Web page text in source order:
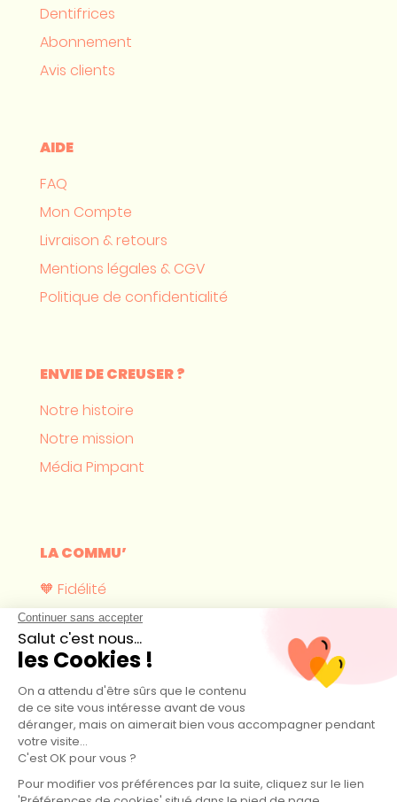
Dentifrices
Abonnement
Avis clients
AIDE
FAQ
Mon Compte
Livraison & retours
Mentions légales & CGV
Politique de confidentialité
ENVIE DE CREUSER ?
Notre histoire
Notre mission
Média Pimpant
LA COMMU’
🧡 Fidélité
Où nous trouver ?
Devenir revendeur
CONTACT
hello@pimpant.com
44 boulevard Maurice Thorez 14160 Dives-sur-Mer